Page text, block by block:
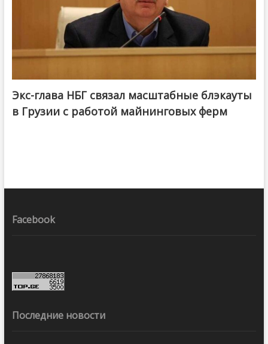
Экс-глава НБГ связал масштабные блэкауты
в Грузии с работой майнинговых ферм
Facebook
Последние новости